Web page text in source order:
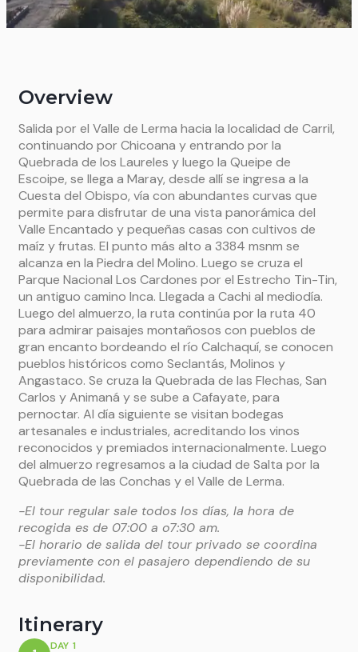
Overview
Salida por el Valle de Lerma hacia la localidad de Carril,
continuando por Chicoana y entrando por la
Quebrada de los Laureles y luego la Queipe de
Escoipe, se llega a Maray, desde allí se ingresa a la
Cuesta del Obispo, vía con abundantes curvas que
permite para disfrutar de una vista panorámica del
Valle Encantado y pequeñas casas con cultivos de
maíz y frutas. El punto más alto a 3384 msnm se
alcanza en la Piedra del Molino. Luego se cruza el
Parque Nacional Los Cardones por el Estrecho Tin-Tin,
un antiguo camino Inca. Llegada a Cachi al mediodía.
Luego del almuerzo, la ruta continúa por la ruta 40
para admirar paisajes montañosos con pueblos de
gran encanto bordeando el río Calchaquí, se conocen
pueblos históricos como Seclantás, Molinos y
Angastaco. Se cruza la Quebrada de las Flechas, San
Carlos y Animaná y se sube a Cafayate, para
pernoctar. Al día siguiente se visitan bodegas
artesanales e industriales, acreditando los vinos
reconocidos y premiados internacionalmente. Luego
del almuerzo regresamos a la ciudad de Salta por la
Quebrada de las Conchas y el Valle de Lerma.
-El tour regular sale todos los días, la hora de
recogida es de 07:00 a o7:30 am.
-El horario de salida del tour privado se coordina
previamente con el pasajero dependiendo de su
disponibilidad.
Itinerary
DAY 1